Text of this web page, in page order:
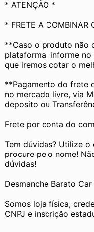
* ATENÇÃO *
* FRETE A COMBINAR
**Caso o produto não
plataforma, informe no
que iremos cotar o
**Pagamento do frete
no mercado livre, via
deposito ou
Frete por conta do
Tem dúvidas? Utilize
procure pelo nome!
dúvidas!
Desmanche Barato
Somos loja física,
CNPJ e inscrição